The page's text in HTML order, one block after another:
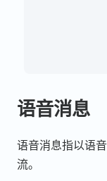
语音消息
语音消息指以语
流。